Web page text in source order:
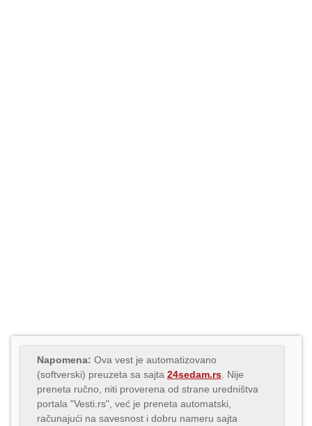
Napomena: Ova vest je automatizovano
(softverski) preuzeta sa sajta 24sedam.rs . Nije
preneta ručno, niti proverena od strane uredništva
portala "Vesti.rs", već je preneta automatski,
računajući na savesnost i dobru nameru sajta